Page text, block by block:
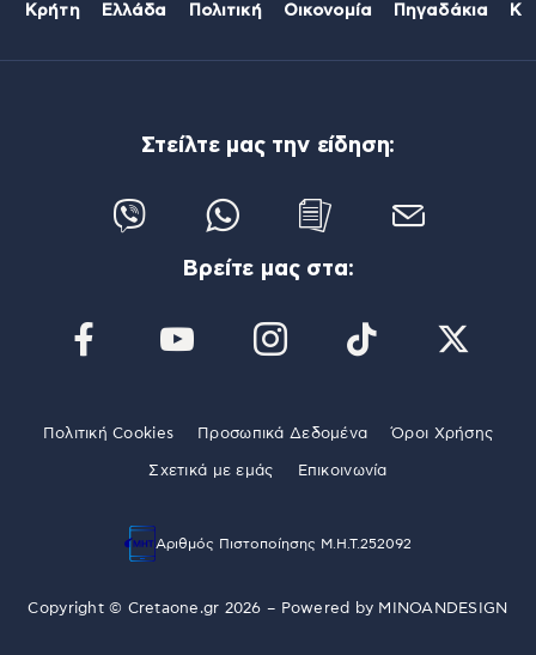
Κρήτη Ελλάδα Πολιτική Οικονομία Πηγαδάκια
Στείλτε μας την είδηση:
Βρείτε μας στα:
Πολιτική Cookies Προσωπικά Δεδομένα Όροι Χρήσης
Σχετικά με εμάς Επικοινωνία
Αριθμός Πιστοποίησης Μ.Η.Τ.252092
Copyright © Cretaone.gr 2026 – Powered by MINOANDESIGN